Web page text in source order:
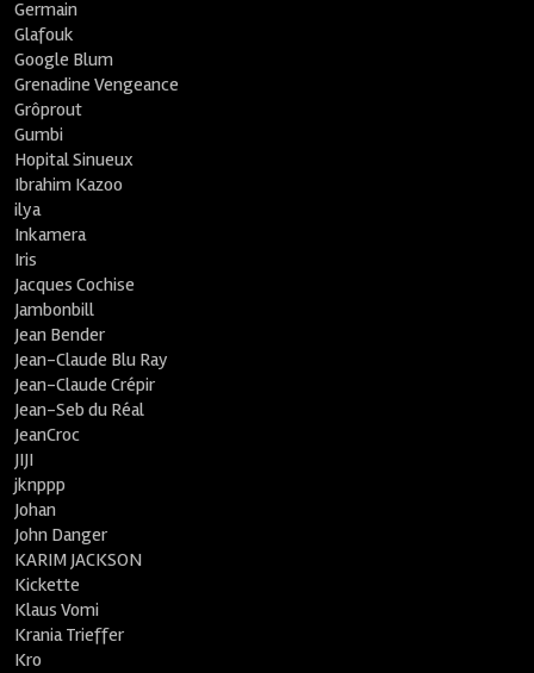
Germain
Glafouk
Google Blum
Grenadine Vengeance
Grôprout
Gumbi
Hopital Sinueux
Ibrahim Kazoo
ilya
Inkamera
Iris
Jacques Cochise
Jambonbill
Jean Bender
Jean-Claude Blu Ray
Jean-Claude Crépir
Jean-Seb du Réal
JeanCroc
JIJI
jknppp
Johan
John Danger
KARIM JACKSON
Kickette
Klaus Vomi
Krania Trieffer
Kro